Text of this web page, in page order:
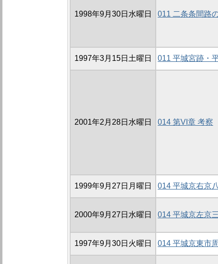
1998年9月30日水曜日 011 二条条間路
1997年3月15日土曜日 011 平城宮跡・
2001年2月28日水曜日 014 第VI章 考察
1999年9月27日月曜日 014 平城京右京
2000年9月27日水曜日 014 平城京左京
1997年9月30日火曜日 014 平城京東市